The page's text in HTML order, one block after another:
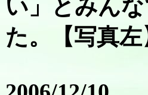
い」とみん
た。【写真左